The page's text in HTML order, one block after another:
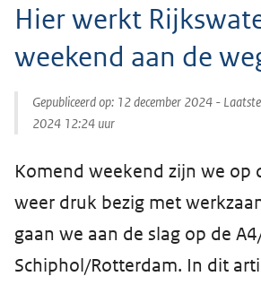
Hier werkt
weekend aan de
Gepubliceerd op: 12 december 2024 -
2024 12:24 uur
Komend weekend zijn we op
weer druk bezig met
gaan we aan de slag op de
Schiphol/Rotterdam. In dit